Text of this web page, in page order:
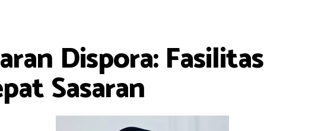
Dispora: Fasilitas
Sasaran